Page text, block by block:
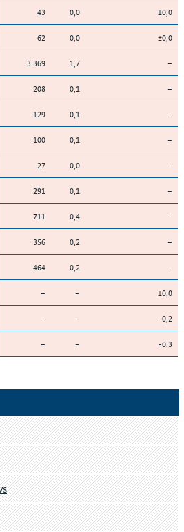
43 0,0 ±0,0
62 0,0 ±0,0
3.369 1,7 –
208 0,1 –
129 0,1 –
100 0,1 –
27 0,0 –
291 0,1 –
711 0,4 –
356 0,2 –
464 0,2 –
– – ±0,0
– – -0,2
– – -0,3